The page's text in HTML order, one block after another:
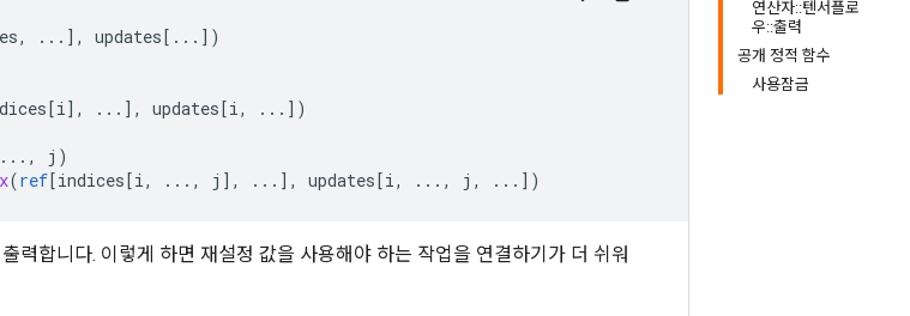
연산자::텐서플로
우::출력
공개 정적 함수
사용잠금
... ] , updates[ ... ] )
] , ... ] , updates[i, ... ] )
..., j )
(ref[indices[i, ..., j ] , ... ] , updates[i, ..., j, ... ] )
출력합니다. 이렇게 하면 재설정 값을 사용해야 하는 작업을 연결하기가 더 쉬워